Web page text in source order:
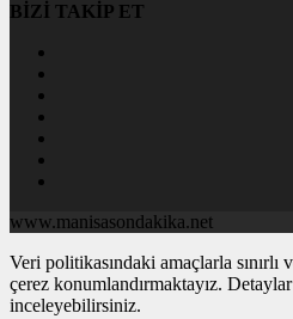
BİZİ TAKİP ET
www.manisasondakika.net
Veri politikasındaki amaçlarla
çerez konumlandırmaktayız.
inceleyebilirsiniz.